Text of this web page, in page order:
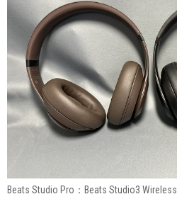
Beats Studio Pro：Beats Studio3 Wireless